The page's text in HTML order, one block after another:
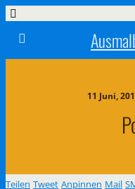
11 Juni,
Teilen Tweet Anpinnen Mail